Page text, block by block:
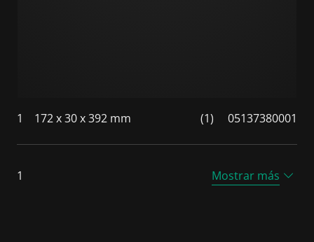
1 172 x 30 x 392 mm (1) 05137380001
1 Mostrar más